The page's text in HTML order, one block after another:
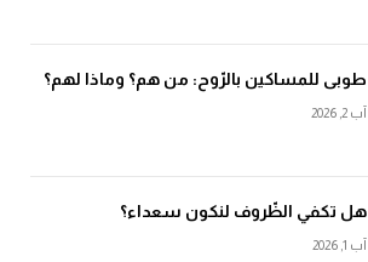
طوبى للمساكين بالرّوح: من هم؟ وماذا لهم؟
آب 2, 2026
هل تكفي الظّروف لنكون سعداء؟
آب 1, 2026